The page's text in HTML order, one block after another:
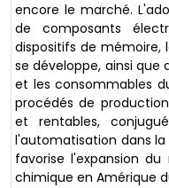
encore le marché.
de composants
dispositifs de mémoire,
se développe, ainsi que
et les consommables
procédés de
et rentables,
l'automatisation dans
favorise l'expansion
chimique en Amérique